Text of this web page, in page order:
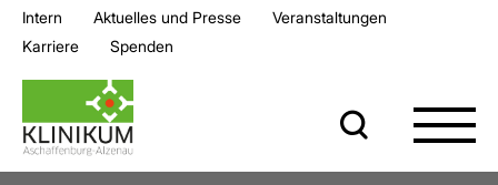
Intern Aktuelles und Presse
Veran­staltungen
Karriere
Spenden